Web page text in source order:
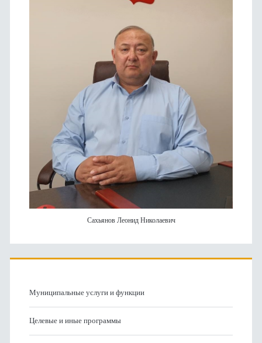
Сахьянов Леонид Николаевич
Муниципальные услуги и функции
Целевые и иные программы